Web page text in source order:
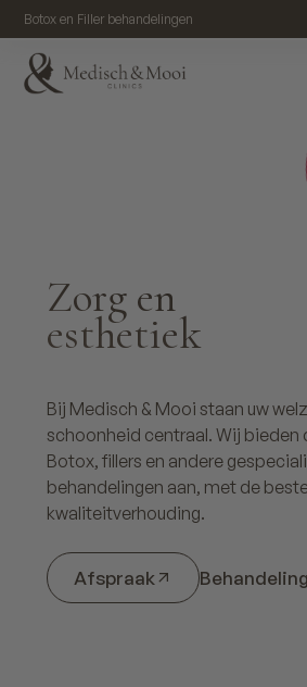
Botox en Filler behandelingen
Zorg en
esthetiek
Bij Medisch & Mooi staan uw
schoonheid centraal. Wij bieden
Botox, fillers en andere
behandelingen aan, met de
kwaliteitverhouding.
Afspraak